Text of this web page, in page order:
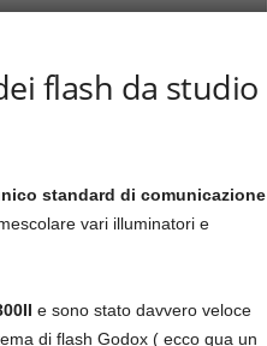
flash da studio
standard di comunicazione
vari illuminatori e
e sono stato davvero veloce
di flash Godox ( ecco qua un